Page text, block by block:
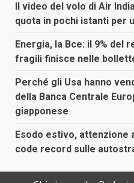
Il video del volo di Air
quota in pochi istanti per
Energia, la Bce: il 9% del
fragili finisce nelle
Perché gli Usa hanno
della Banca Centrale
giapponese
Esodo estivo, attenzione
code record sulle